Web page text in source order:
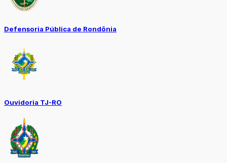
Defensoria Pública de Rondônia
Ouvidoria TJ-RO